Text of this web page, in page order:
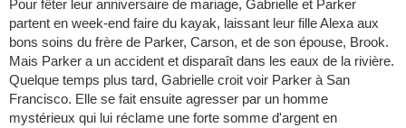
Pour fêter leur anniversaire de mariage, Gabrielle et Parker
partent en week-end faire du kayak, laissant leur fille Alexa aux
bons soins du frère de Parker, Carson, et de son épouse, Brook.
Mais Parker a un accident et disparaît dans les eaux de la rivière.
Quelque temps plus tard, Gabrielle croit voir Parker à San
Francisco. Elle se fait ensuite agresser par un homme
mystérieux qui lui réclame une forte somme d'argent en